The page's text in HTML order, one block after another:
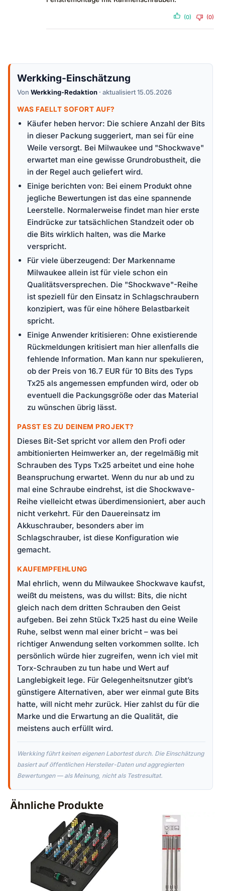
(0) (0)
Werkking-Einschätzung
Von Werkking-Redaktion · aktualisiert 15.05.2026
WAS FAELLT SOFORT AUF?
Käufer heben hervor: Die schiere Anzahl der Bits
in dieser Packung suggeriert, man sei für eine
Weile versorgt. Bei Milwaukee und "Shockwave"
erwartet man eine gewisse Grundrobustheit, die
in der Regel auch geliefert wird.
Einige berichten von: Bei einem Produkt ohne
jegliche Bewertungen ist das eine spannende
Leerstelle. Normalerweise findet man hier erste
Eindrücke zur tatsächlichen Standzeit oder ob
die Bits wirklich halten, was die Marke
verspricht.
Für viele überzeugend: Der Markenname
Milwaukee allein ist für viele schon ein
Qualitätsversprechen. Die "Shockwave"-Reihe
ist speziell für den Einsatz in Schlagschraubern
konzipiert, was für eine höhere Belastbarkeit
spricht.
Einige Anwender kritisieren: Ohne existierende
Rückmeldungen kritisiert man hier allenfalls die
fehlende Information. Man kann nur spekulieren,
ob der Preis von 16.7 EUR für 10 Bits des Typs
Tx25 als angemessen empfunden wird, oder ob
eventuell die Packungsgröße oder das Material
zu wünschen übrig lässt.
PASST ES ZU DEINEM PROJEKT?
Dieses Bit-Set spricht vor allem den Profi oder
ambitionierten Heimwerker an, der regelmäßig mit
Schrauben des Typs Tx25 arbeitet und eine hohe
Beanspruchung erwartet. Wenn du nur ab und zu
mal eine Schraube eindrehst, ist die Shockwave-
Reihe vielleicht etwas überdimensioniert, aber auch
nicht verkehrt. Für den Dauereinsatz im
Akkuschrauber, besonders aber im
Schlagschrauber, ist diese Konfiguration wie
gemacht.
KAUFEMPFEHLUNG
Mal ehrlich, wenn du Milwaukee Shockwave kaufst,
weißt du meistens, was du willst: Bits, die nicht
gleich nach dem dritten Schrauben den Geist
aufgeben. Bei zehn Stück Tx25 hast du eine Weile
Ruhe, selbst wenn mal einer bricht – was bei
richtiger Anwendung selten vorkommen sollte. Ich
persönlich würde hier zugreifen, wenn ich viel mit
Torx-Schrauben zu tun habe und Wert auf
Langlebigkeit lege. Für Gelegenheitsnutzer gibt’s
günstigere Alternativen, aber wer einmal gute Bits
hatte, will nicht mehr zurück. Hier zahlst du für die
Marke und die Erwartung an die Qualität, die
meistens auch erfüllt wird.
Werkking führt keinen eigenen Labortest durch. Die Einschätzung
basiert auf öffentlichen Hersteller-Daten und aggregierten
Bewertungen — als Meinung, nicht als Testresultat.
Ähnliche Produkte